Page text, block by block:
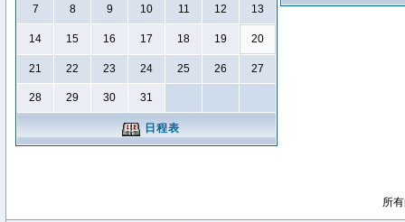
7 8 9 10 11 12 13
14 15 16 17 18 19 20
21 22 23 24 25 26 27
28 29 30 31
日程表
所